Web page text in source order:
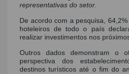
representativas do setor.
De acordo com a pesquisa,
hoteleiros de todo o país
realizar investimentos nos
Outros dados demonstram o
perspectiva dos
destinos turísticos até o fim do